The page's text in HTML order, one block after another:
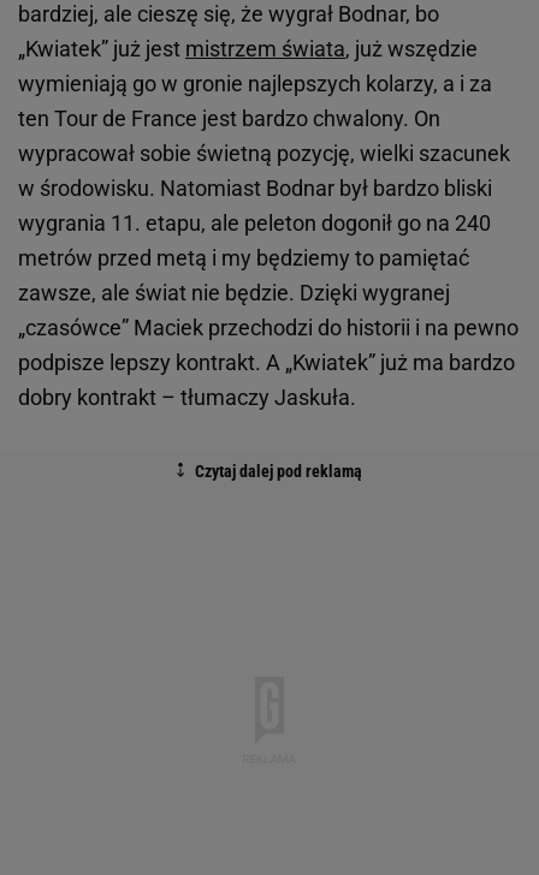
bardziej, ale cieszę się, że wygrał Bodnar, bo
„Kwiatek” już jest mistrzem świata, już wszędzie
wymieniają go w gronie najlepszych kolarzy, a i za
ten Tour de France jest bardzo chwalony. On
wypracował sobie świetną pozycję, wielki szacunek
w środowisku. Natomiast Bodnar był bardzo bliski
wygrania 11. etapu, ale peleton dogonił go na 240
metrów przed metą i my będziemy to pamiętać
zawsze, ale świat nie będzie. Dzięki wygranej
„czasówce” Maciek przechodzi do historii i na pewno
podpisze lepszy kontrakt. A „Kwiatek” już ma bardzo
dobry kontrakt – tłumaczy Jaskuła.